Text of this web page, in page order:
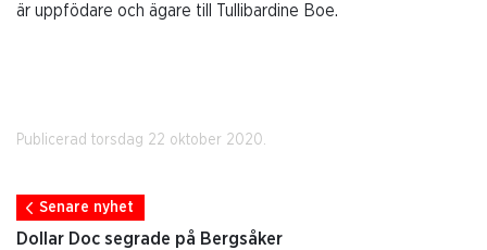
är uppfödare och ägare till Tullibardine Boe.
Publicerad torsdag 22 oktober 2020.
Senare nyhet
Dollar Doc segrade på Bergsåker